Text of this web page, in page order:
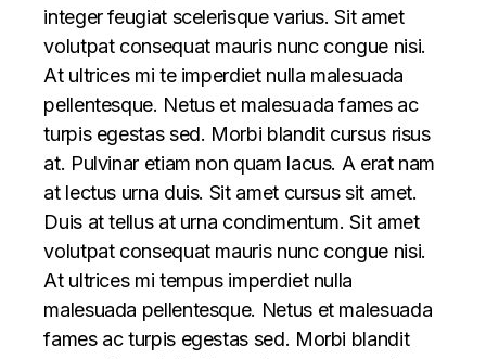
integer feugiat scelerisque varius. Sit amet
volutpat consequat mauris nunc congue nisi.
At ultrices mi te imperdiet nulla malesuada
pellentesque. Netus et malesuada fames ac
turpis egestas sed. Morbi blandit cursus risus
at. Pulvinar etiam non quam lacus. A erat nam
at lectus urna duis. Sit amet cursus sit amet.
Duis at tellus at urna condimentum. Sit amet
volutpat consequat mauris nunc congue nisi.
At ultrices mi tempus imperdiet nulla
malesuada pellentesque. Netus et malesuada
fames ac turpis egestas sed. Morbi blandit